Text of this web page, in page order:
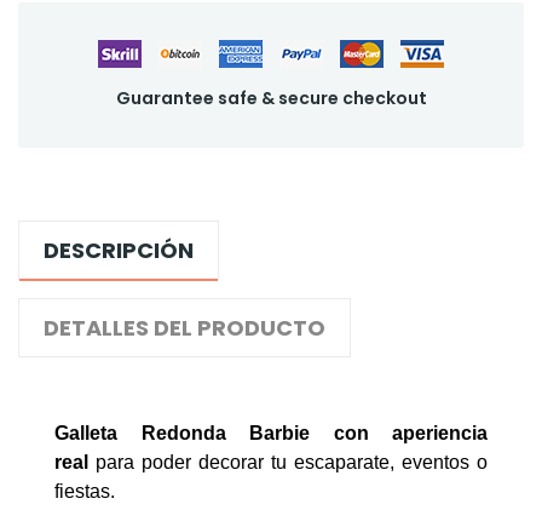
Guarantee safe & secure checkout
DESCRIPCIÓN
DETALLES DEL PRODUCTO
Galleta Redonda Barbie con aperiencia
real para poder decorar tu escaparate, eventos o
fiestas.